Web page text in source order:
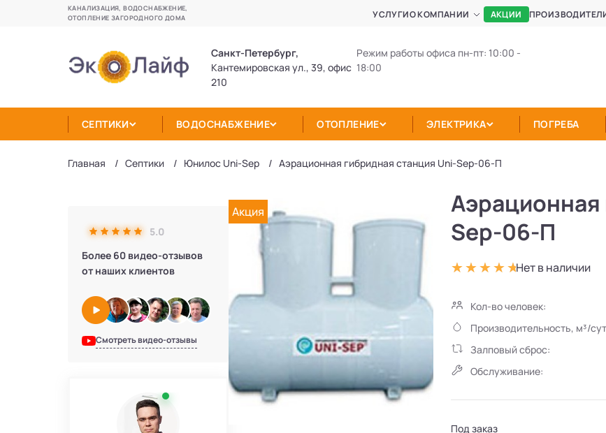
КАНАЛИЗАЦИЯ, ВОДОСНАБЖЕНИЕ,
ОТОПЛЕНИЕ ЗАГОРОДНОГО ДОМА
УСЛУГИО КОМПАНИИ АКЦИИ
Санкт-Петербург,
Кантемировская ул., 39, офис
210
Режим работы офиса пн-пт: 10:00 -
18:00
СЕПТИКИ ВОДОСНАБЖЕНИЕ ОТОПЛЕНИЕ ЭЛЕКТРИКА ПОГРЕБА
Главная Септики Юнилос Uni-Sep Аэрационная гибридная станция Uni-Sep-06-П
5.0
Более 60 видео-отзывов
от наших клиентов
Смотреть видео-отзывы
Акция
Аэрационная
Sep-06-П
Нет в наличии
Кол-во человек:
Производительность, м³/
Залповый сброс:
Обслуживание:
Под заказ